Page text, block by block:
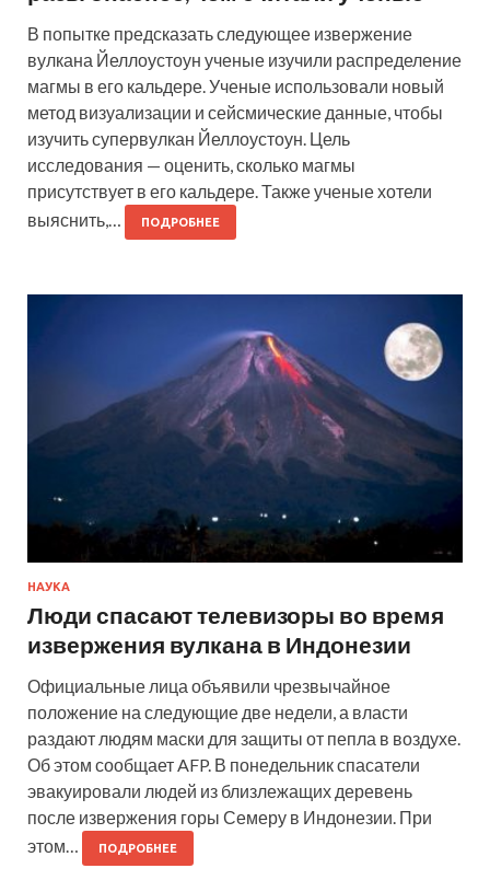
В попытке предсказать следующее извержение
вулкана Йеллоустоун ученые изучили распределение
магмы в его кальдере. Ученые использовали новый
метод визуализации и сейсмические данные, чтобы
изучить супервулкан Йеллоустоун. Цель
исследования — оценить, сколько магмы
присутствует в его кальдере. Также ученые хотели
выяснить,…
ПОДРОБНЕЕ
НАУКА
Люди спасают телевизоры во время
извержения вулкана в Индонезии
Официальные лица объявили чрезвычайное
положение на следующие две недели, а власти
раздают людям маски для защиты от пепла в воздухе.
Об этом сообщает AFP. В понедельник спасатели
эвакуировали людей из близлежащих деревень
после извержения горы Семеру в Индонезии. При
этом…
ПОДРОБНЕЕ